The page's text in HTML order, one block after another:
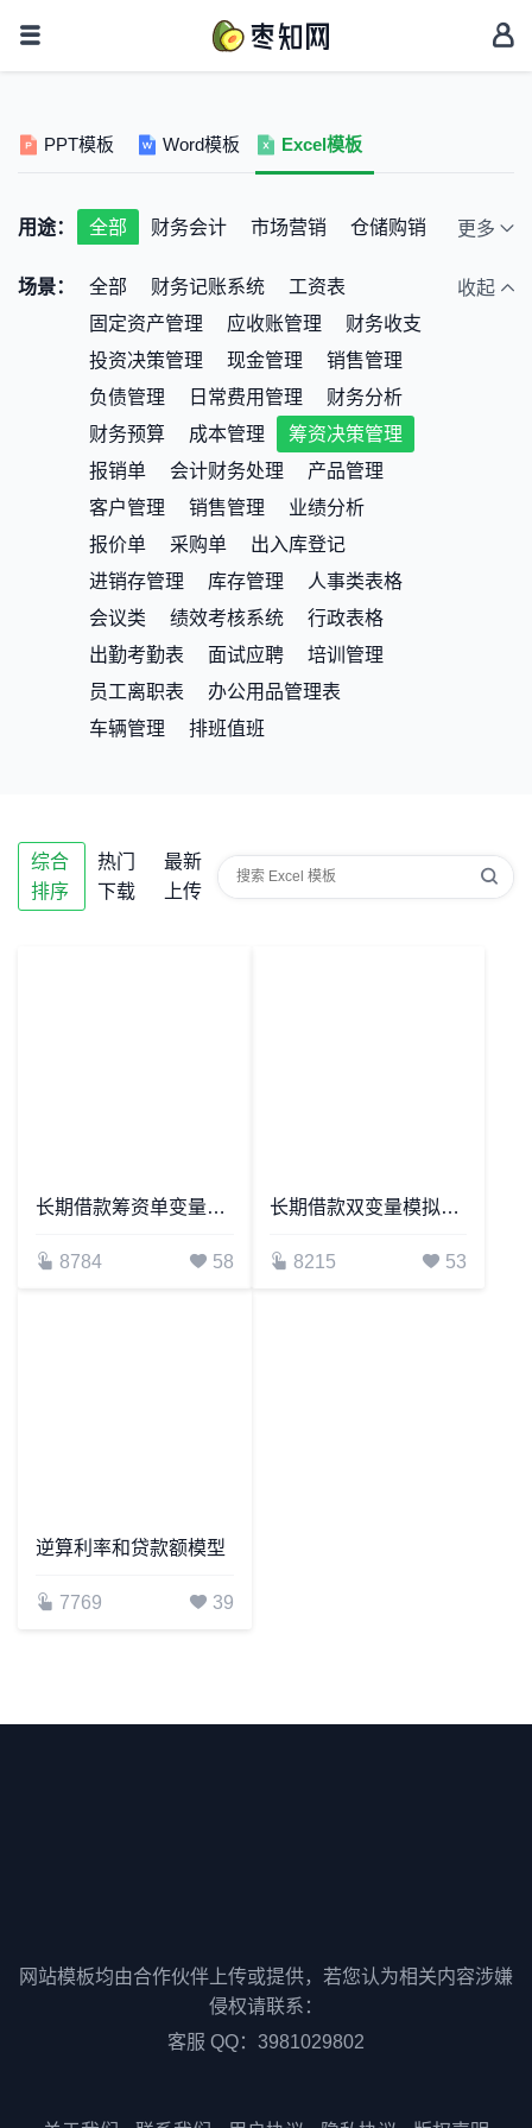
PPT模板 Word模板 Excel模板
用途： 全部 财务会计 市场营销
仓储购销
教育培训
公司预算 其它
更多
场景： 全部 财务记账系统
工资表
固定资产管理
应收账管理
财务收支
投资决策管理
现金管理
销售管理
负债管理
日常费用管理
财务分析
财务预算
成本管理
筹资决策管理
报销单
会计财务处理
产品管理
客户管理
销售管理
业绩分析
报价单
采购单
出入库登记
进销存管理
库存管理
人事类表格
会议类
绩效考核系统
行政表格
出勤考勤表
面试应聘
培训管理
员工离职表
办公用品管理表
车辆管理
排班值班
收起
综合
排序
热门
下载
最新
上传
长期借款筹资单变量模拟运算
8784 58
长期借款双变量模拟分析
8215 53
逆算利率和贷款额模型
7769 39
网站模板均由合作伙伴上传或提供，若您认为相关内容涉嫌
侵权请联系：
客服 QQ：3981029802